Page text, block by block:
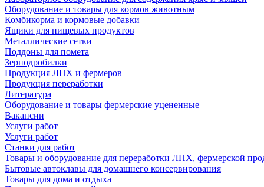
Оборудование и товары для кормов животным
Комбикорма и кормовые добавки
Ящики для пищевых продуктов
Металлические сетки
Поддоны для помета
Зернодробилки
Продукция ЛПХ и фермеров
Продукция переработки
Литература
Оборудование и товары фермерские уцененные
Вакансии
Услуги работ
Услуги работ
Станки для работ
Товары и оборудование для переработки ЛПХ, фермерской
Бытовые автоклавы для домашнего консервирования
Товары для дома и отдыха